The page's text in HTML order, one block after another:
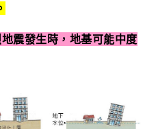
震發生時，地基可能中度